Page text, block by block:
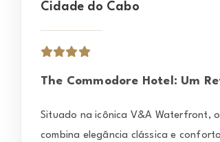
Cidade do Cabo
The Commodore Hotel: Um
Situado na icônica V&A Waterfront, o
combina elegância clássica e